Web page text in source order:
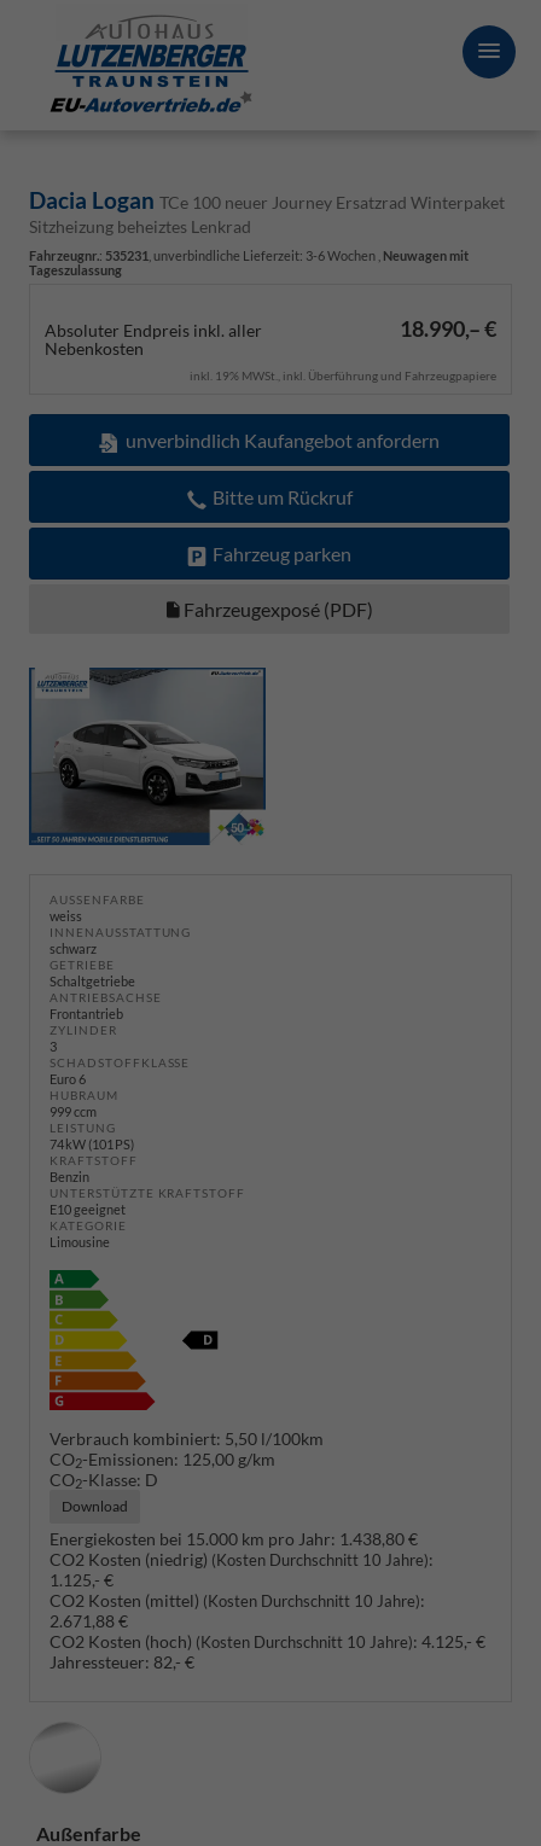
Dacia Logan TCe 100 neuer Journey Ersatzrad Winterpaket
Sitzheizung beheiztes Lenkrad
Fahrzeugnr.: 535231 , unverbindliche Lieferzeit: 3-6 Wochen , Neuwagen mit
Tageszulassung
Absoluter Endpreis inkl. aller
Nebenkosten
18.990,– €
inkl. 19% MWSt., inkl. Überführung und Fahrzeugpapiere
unverbindlich Kaufangebot anfordern
Bitte um Rückruf
Fahrzeug parken
Fahrzeugexposé (PDF)
AUSSENFARBE
weiss
INNENAUSSTATTUNG
schwarz
GETRIEBE
Schaltgetriebe
ANTRIEBSACHSE
Frontantrieb
ZYLINDER
3
SCHADSTOFFKLASSE
Euro 6
HUBRAUM
999 ccm
LEISTUNG
74 kW (101 PS)
KRAFTSTOFF
Benzin
UNTERSTÜTZTE KRAFTSTOFF
E10 geeignet
KATEGORIE
Limousine
Verbrauch kombiniert: 5,50 l/100km
CO2-Emissionen: 125,00 g/km
CO2-Klasse: D
Download
Energiekosten bei 15.000 km pro Jahr: 1.438,80 €
CO2 Kosten (niedrig) (Kosten Durchschnitt 10 Jahre):
1.125,- €
CO2 Kosten (mittel) (Kosten Durchschnitt 10 Jahre):
2.671,88 €
CO2 Kosten (hoch) (Kosten Durchschnitt 10 Jahre): 4.125,- €
Jahressteuer: 82,- €
Außenfarbe